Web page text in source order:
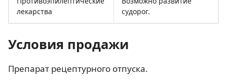
лекарства
судорог.
Условия продажи
Препарат рецептурного отпуска.